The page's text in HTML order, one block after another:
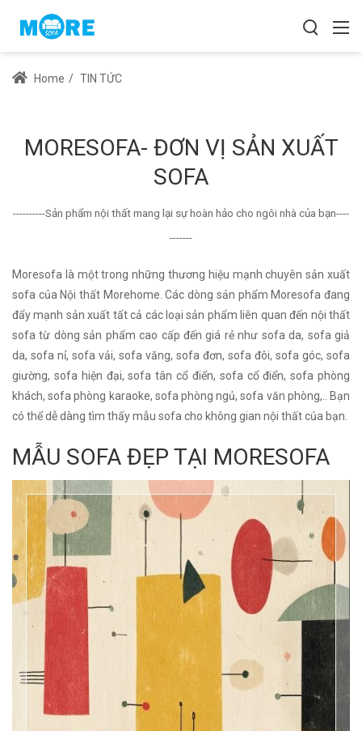
Home / TIN TỨC
MORESOFA- ĐƠN VỊ SẢN XUẤT
SOFA
----------Sản phẩm nội thất mang lại sự hoàn hảo cho ngôi nhà của bạn----
-------
Moresofa là một trong những thương hiệu mạnh chuyên sản xuất
sofa của Nội thất Morehome. Các dòng sản phẩm Moresofa đang
đẩy mạnh sản xuất tất cả các loại sản phẩm liên quan đến nội thất
sofa từ dòng sản phẩm cao cấp đến giá rẻ như sofa da, sofa giả
da, sofa nỉ, sofa vải, sofa văng, sofa đơn, sofa đôi, sofa góc, sofa
giường, sofa hiện đại, sofa tân cổ điển, sofa cổ điển, sofa phòng
khách, sofa phòng karaoke, sofa phòng ngủ, sofa văn phòng,.. Bạn
có thể dễ dàng tìm thấy mẫu sofa cho không gian nội thất của bạn.
MẪU SOFA ĐẸP TẠI MORESOFA